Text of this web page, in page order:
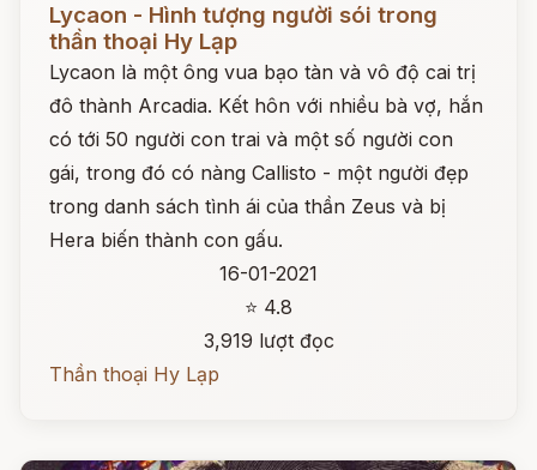
Lycaon - Hình tượng người sói trong
thần thoại Hy Lạp
Lycaon là một ông vua bạo tàn và vô độ cai trị
đô thành Arcadia. Kết hôn với nhiều bà vợ, hắn
có tới 50 người con trai và một số người con
gái, trong đó có nàng Callisto - một người đẹp
trong danh sách tình ái của thần Zeus và bị
Hera biến thành con gấu.
16-01-2021
⭐ 4.8
3,919 lượt đọc
Thần thoại Hy Lạp